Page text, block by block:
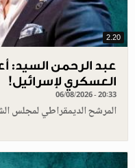
2.20
عبد الرحمن السيد:
العسكري لإسرائيل!
06/08/2026 - 20:33
المرشح الديمقراطي لمجلس